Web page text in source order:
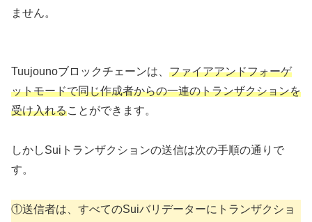
ません。
Tuujounoブロックチェーンは、 ファイアアンドフォーゲ
ットモードで同じ作成者からの一連のトランザクションを
受け入れることができます。
しかしSuiトランザクションの送信は次の手順の通りで
す。
①送信者は、すべてのSuiバリデーターにトランザクショ